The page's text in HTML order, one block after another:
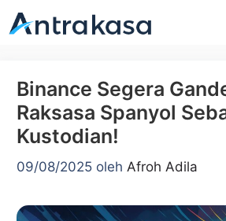
Langsung
ke
Binance Segera
Raksasa Spanyol
Kustodian!
09/08/2025 oleh Afroh Adila